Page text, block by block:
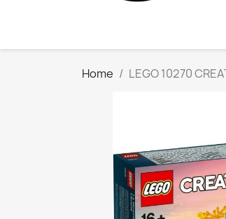
Home LEGO 10270